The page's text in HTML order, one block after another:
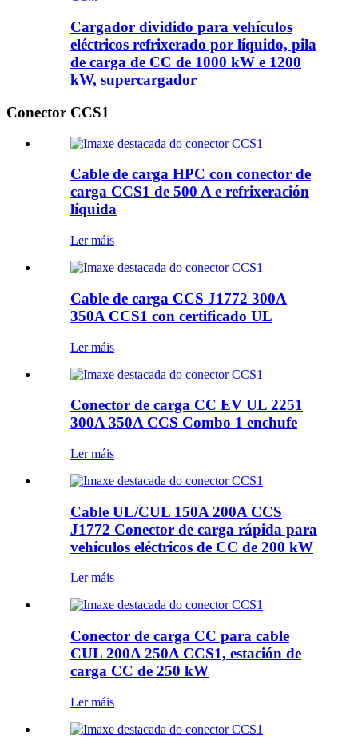
Cargador dividido para vehículos
eléctricos refrixerado por líquido, pila
de carga de CC de 1000 kW e 1200
kW, supercargador
Conector CCS1
Cable de carga HPC con conector de
carga CCS1 de 500 A e refrixeración
líquida
Ler máis
Cable de carga CCS J1772 300A
350A CCS1 con certificado UL
Ler máis
Conector de carga CC EV UL 2251
300A 350A CCS Combo 1 enchufe
Ler máis
Cable UL/CUL 150A 200A CCS
J1772 Conector de carga rápida para
vehículos eléctricos de CC de 200 kW
Ler máis
Conector de carga CC para cable
CUL 200A 250A CCS1, estación de
carga CC de 250 kW
Ler máis